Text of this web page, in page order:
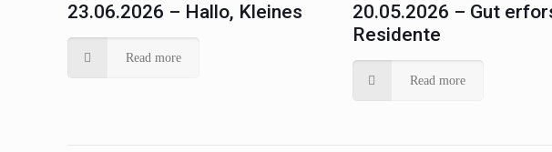
23.06.2026 – Hallo, Kleines
Read more
20.05.2026 – Gut
Residente
Read more